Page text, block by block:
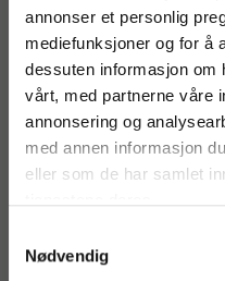
annonser et personlig
mediefunksjoner og for å
dessuten informasjon om
vårt, med partnerne våre
annonsering og
med annen informasjon
eller som de har samlet
Nødvendig
- Hold produktene i original
- Størrelse: 20x20 cm